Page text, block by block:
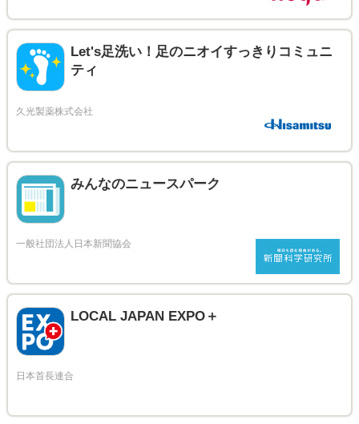
Let's足洗い！足のニオイすっきりコミュニ
ティ
みんなのニュースパーク
LOCAL JAPAN EXPO＋